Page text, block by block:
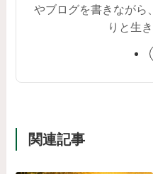
やブログを書きながら
りと生
関連記事